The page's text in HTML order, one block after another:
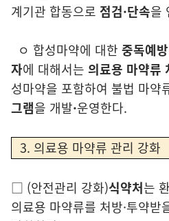
계기관 합동으로 점검·단속을
ㅇ 합성마약에 대한 중독예방
자에 대해서는 의료용 마약류
성마약을 포함하여 불법 마약
그램을 개발·운영한다.
3. 의료용 마약류 관리 강화
□ (안전관리 강화)식약처는
의료용 마약류를 처방·투약받